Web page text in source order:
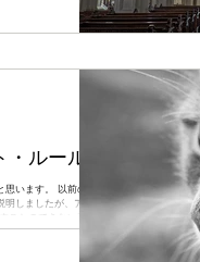
ルール
以前の記事
明しましたが、アスペ
ことのできない基本概
星は在住した星座